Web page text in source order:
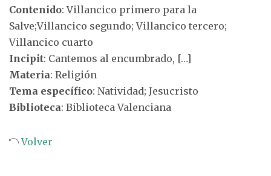
Contenido: Villancico primero para la
Salve;Villancico segundo; Villancico tercero;
Villancico cuarto
Incipit: Cantemos al encumbrado, […]
Materia: Religión
Tema específico: Natividad; Jesucristo
Biblioteca: Biblioteca Valenciana
Volver